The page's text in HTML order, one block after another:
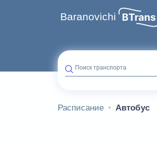
Baranovichi
Поиск транспорта
Расписание Автобус